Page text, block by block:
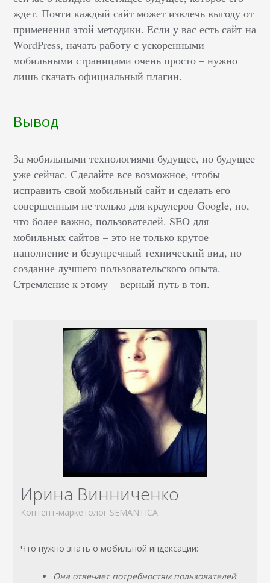
ждет. Почти каждый сайт может извлечь выгоду от
применения этой методики. Если у вас есть сайт на
WordPress, начать работу с ускоренными
мобильными страницами очень просто – нужно
лишь скачать официальный плагин.
Вывод
За мобильными технологиями будущее, но будущее
уже сейчас. Сделайте все возможное, чтобы
исправить свой мобильный сайт и сделать его
совершенным не только для краулеров Google, но,
что более важно, пользователей. SEO для
мобильных сайтов – это не только крутое
наполнение и безупречный технический вид, но
создание лучшего пользовательского опыта.
Стремление к этому – верный путь в топ.
Ирина Винниченко
Контент-маркетолог SEMANTICA
Что нужно знать о мобильной индексации:
Она отвечает потребностям пользователей